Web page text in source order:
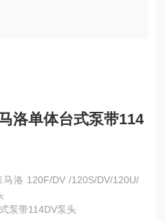
洛单体台式泵带114
DV/120U/
泵带114DV泵头